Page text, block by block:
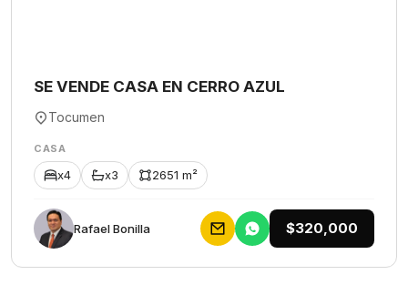
SE VENDE CASA EN CERRO AZUL
Tocumen
CASA
x4 x3 2651 m²
Rafael Bonilla $320,000